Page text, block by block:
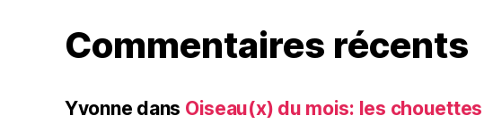
Commentaires récents
Yvonne dans Oiseau(x) du mois: les